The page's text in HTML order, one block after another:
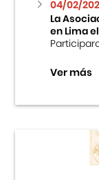
04/02/
La
en Lima
Ver más